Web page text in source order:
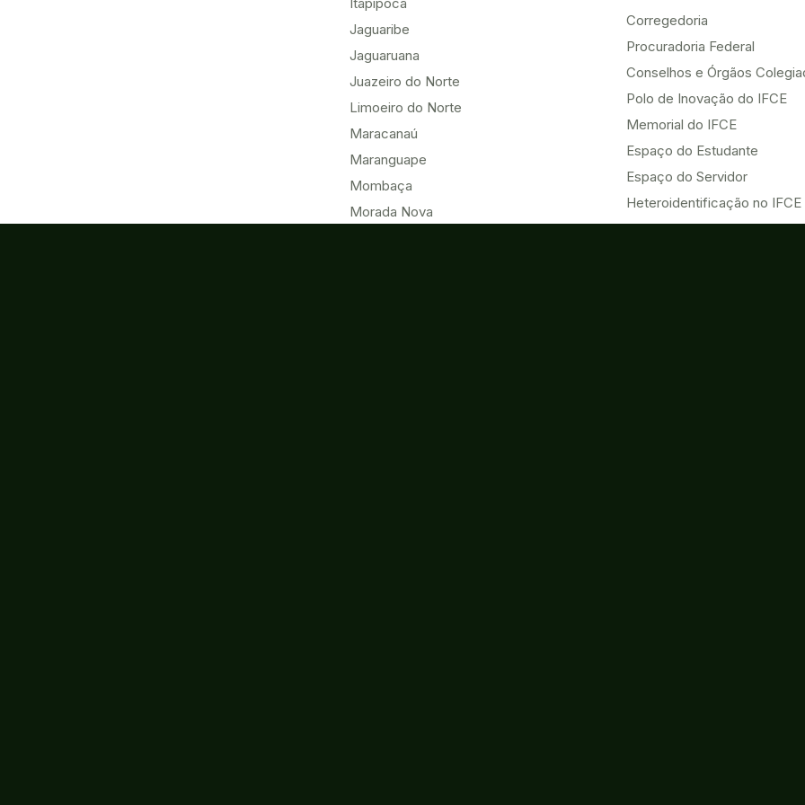
Itapipoca
Jaguaribe
Jaguaruana
Juazeiro do Norte
Limoeiro do Norte
Maracanaú
Maranguape
Mombaça
Morada Nova
Corregedoria
Procuradoria Federal
Conselhos e Órgãos
Polo de Inovação do IFCE
Memorial do IFCE
Espaço do Estudante
Espaço do Servidor
Heteroidentificação no IFCE
HUB ODS UNAI - Vice-chair